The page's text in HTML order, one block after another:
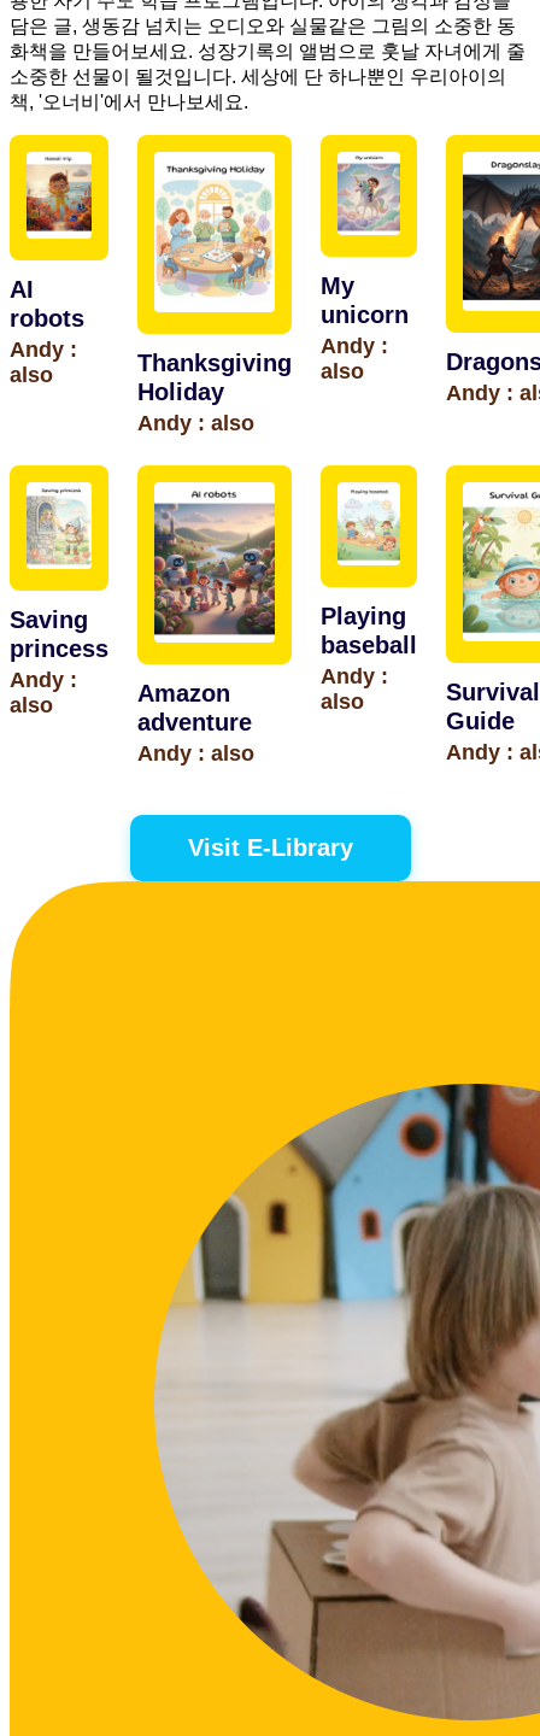
담은 글, 생동감 넘치는 오디오와 실물같은 그림의 소중한 동
화책을 만들어보세요. 성장기록의 앨범으로 훗날 자녀에게 줄
소중한 선물이 될것입니다. 세상에 단 하나뿐인 우리아이의
책, '오너비'에서 만나보세요.
AI
robots
Andy :
also
Thanksgiving
Holiday
Andy : also
My
unicorn
Andy :
also
Andy :
Saving
princess
Andy :
also
Amazon
adventure
Andy : also
Playing
baseball
Andy :
also
Survival
Guide
Andy :
Visit E-Library